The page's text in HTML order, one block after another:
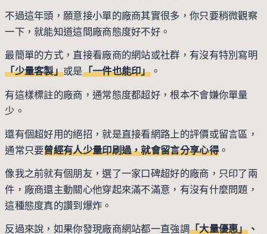
不過這年頭，願意接小單的廠商其實很多，你只要稍微觀察
一下，就能知道這間廠商態度好不好。
最簡單的方式，直接看廠商的網站或社群，有沒有特別寫明
「少量客製」或是「一件也能印」。
有這樣標註的廠商，通常態度都超好，根本不會嫌你單量
少。
還有個超好用的絕招，就是直接看網路上的評價或留言區，
通常只要曾經有人少量印刷過，就會留言分享心得。
像我之前就有個朋友，選了一家口碑超好的廠商，只印了兩
件，廠商還主動關心他穿起來滿不滿意，有沒有什麼問題，
這種態度真的讚到爆炸。
反過來說，如果你發現廠商網站都一直強調「大量優惠」、